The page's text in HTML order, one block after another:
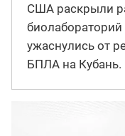
США раскрыли
биолабораторий
ужаснулись от
БПЛА на Кубань.